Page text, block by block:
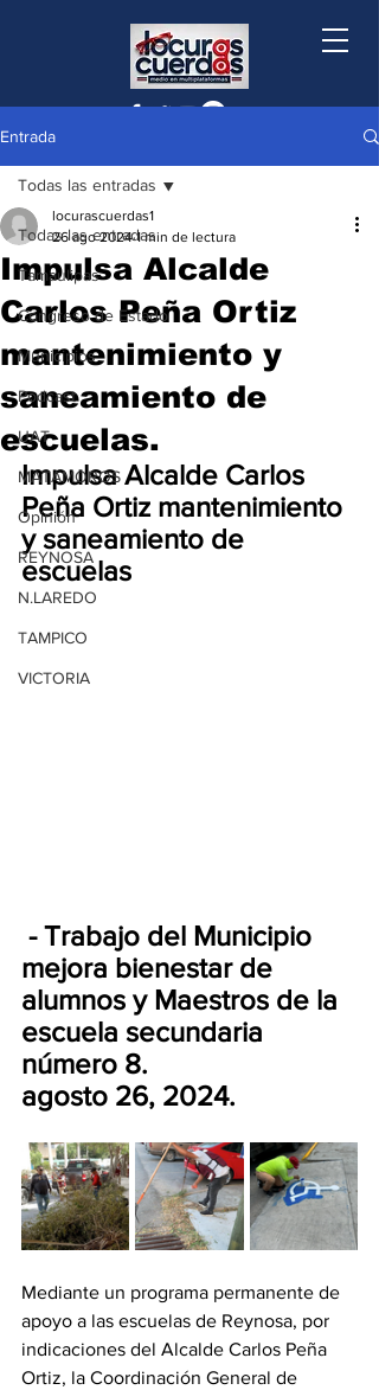
Entrada
Todas las entradas
Tamaulipas
Congreso de Estado
Municipios
Podcast
UAT
MATAMOROS
Opinión
REYNOSA
N.LAREDO
TAMPICO
VICTORIA
Todas las entradas
Impulsa Alcalde
Carlos Peña Ortiz
mantenimiento y
saneamiento de
escuelas.
locurascuerdas1
26 ago 2024 1 min de lectura
Impulsa Alcalde Carlos
Peña Ortiz mantenimiento
y saneamiento de
escuelas
mejora bienestar de
alumnos y Maestros de la
escuela secundaria
número 8.
agosto 26, 2024.
Mediante un programa permanente de
apoyo a las escuelas de Reynosa, por
indicaciones del Alcalde Carlos Peña
Ortiz, la Coordinación General de